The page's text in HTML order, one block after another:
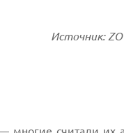
Источник: